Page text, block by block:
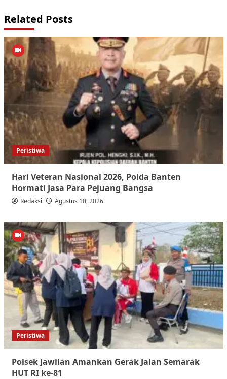
Related Posts
Peristiwa
Hari Veteran Nasional 2026, Polda Banten
Hormati Jasa Para Pejuang Bangsa
Redaksi Agustus 10, 2026
Peristiwa
Polsek Jawilan Amankan Gerak Jalan Semarak
HUT RI ke-81